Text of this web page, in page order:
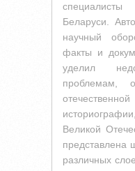
Беларуси.
научный
факты и
уделил
проблемам,
Великой
представлена
различных